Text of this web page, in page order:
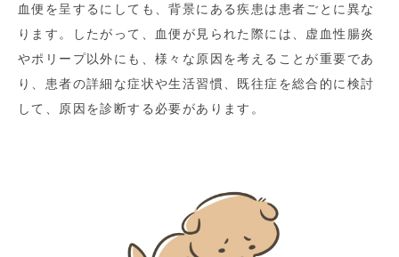
血便を呈するにしても、背景にある疾患は患者ごとに異な
ります。したがって、血便が見られた際には、虚血性腸炎
やポリープ以外にも、様々な原因を考えることが重要であ
り、患者の詳細な症状や生活習慣、既往症を総合的に検討
して、原因を診断する必要があります。